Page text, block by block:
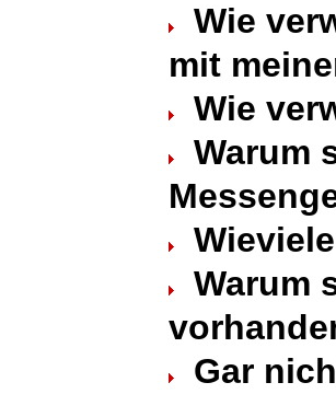
Wie
mit
Wie
Warum
Warum
Gar